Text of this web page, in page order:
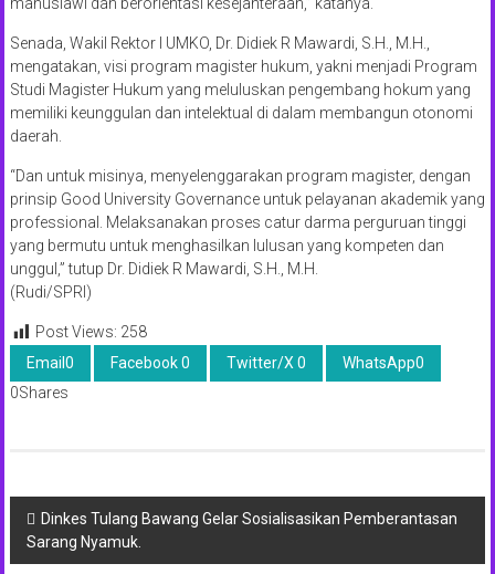
manusiawi dan berorientasi kesejahteraan,” katanya.
Senada, Wakil Rektor I UMKO, Dr. Didiek R Mawardi, S.H., M.H.,
mengatakan, visi program magister hukum, yakni menjadi Program
Studi Magister Hukum yang meluluskan pengembang hokum yang
memiliki keunggulan dan intelektual di dalam membangun otonomi
daerah.
“Dan untuk misinya, menyelenggarakan program magister, dengan
prinsip Good University Governance untuk pelayanan akademik yang
professional. Melaksanakan proses catur darma perguruan tinggi
yang bermutu untuk menghasilkan lulusan yang kompeten dan
unggul,” tutup Dr. Didiek R Mawardi, S.H., M.H.
(Rudi/SPRI)
Post Views: 258
Email0 Facebook0 Twitter/X 0 WhatsApp0
0Shares
Navigasi
pos
Dinkes Tulang Bawang Gelar Sosialisasikan Pemberantasan
Sarang Nyamuk.